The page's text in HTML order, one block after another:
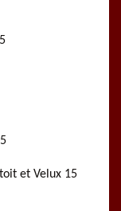
et Velux 15